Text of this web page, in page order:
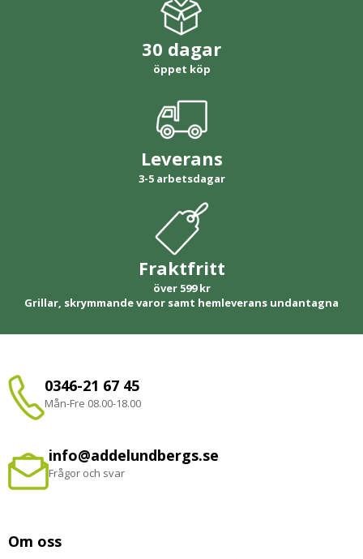
30 dagar
öppet köp
Leverans
3-5 arbetsdagar
Fraktfritt
över 599 kr
Grillar, skrymmande varor samt hemleverans undantagna
0346-21 67 45
Mån-Fre 08.00-18.00
info@addelundbergs.se
Frågor och svar
Om oss